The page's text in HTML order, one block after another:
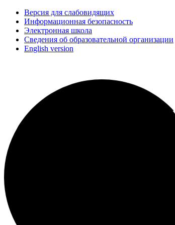
Версия для слабовидящих
Информационная безопасность
Электронная школа
Сведения об образовательной организации
English version